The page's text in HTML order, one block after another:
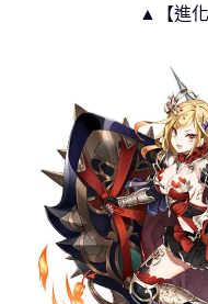
▲【進